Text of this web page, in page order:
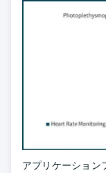
アプリケーション